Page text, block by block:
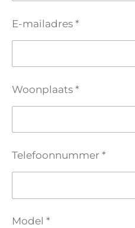
E-mailadres *
Woonplaats *
Telefoonnummer *
Model *